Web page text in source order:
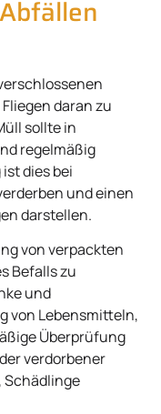
daran zu
sollte in
regelmäßig
dies bei
und einen
darstellen.
von verpackten
Befalls zu
und
von Lebensmitteln,
Überprüfung
verdorbener
Schädlinge